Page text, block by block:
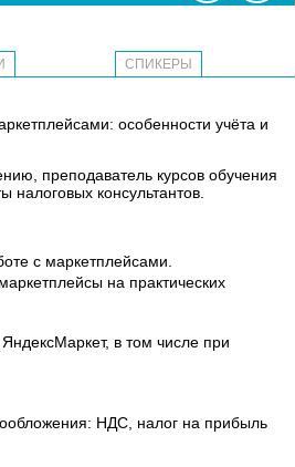
СПИКЕРЫ
особенности учёта и
преподаватель курсов обучения
консультантов.
с маркетплейсами.
на практических
в том числе при
НДС, налог на прибыль